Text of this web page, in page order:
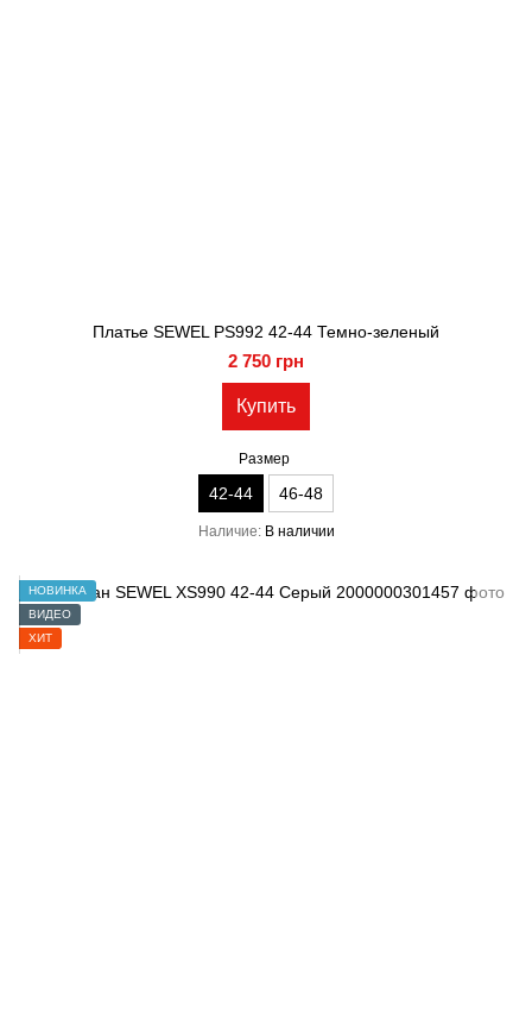
Платье SEWEL PS992 42-44 Темно-зеленый
2 750 грн
Купить
Размер
42-44 46-48
Наличие В наличии
НОВИНКА
ВИДЕО
ХИТ